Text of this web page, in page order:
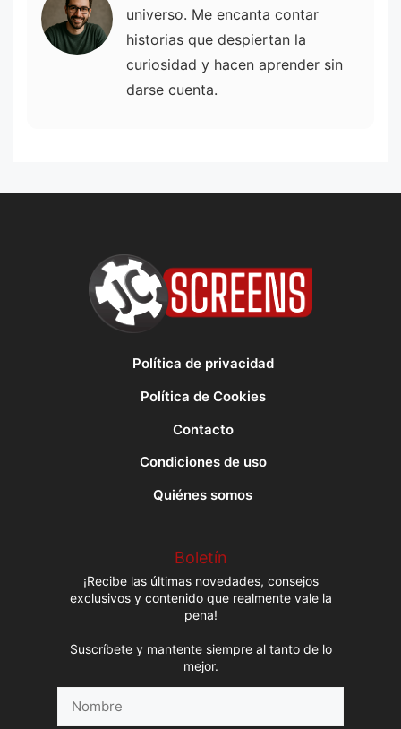
universo. Me encanta contar
historias que despiertan la
curiosidad y hacen aprender sin
darse cuenta.
Política de privacidad
Política de Cookies
Contacto
Condiciones de uso
Quiénes somos
Boletín
¡Recibe las últimas novedades, consejos
exclusivos y contenido que realmente vale la
pena!
Suscríbete y mantente siempre al tanto de lo
mejor.